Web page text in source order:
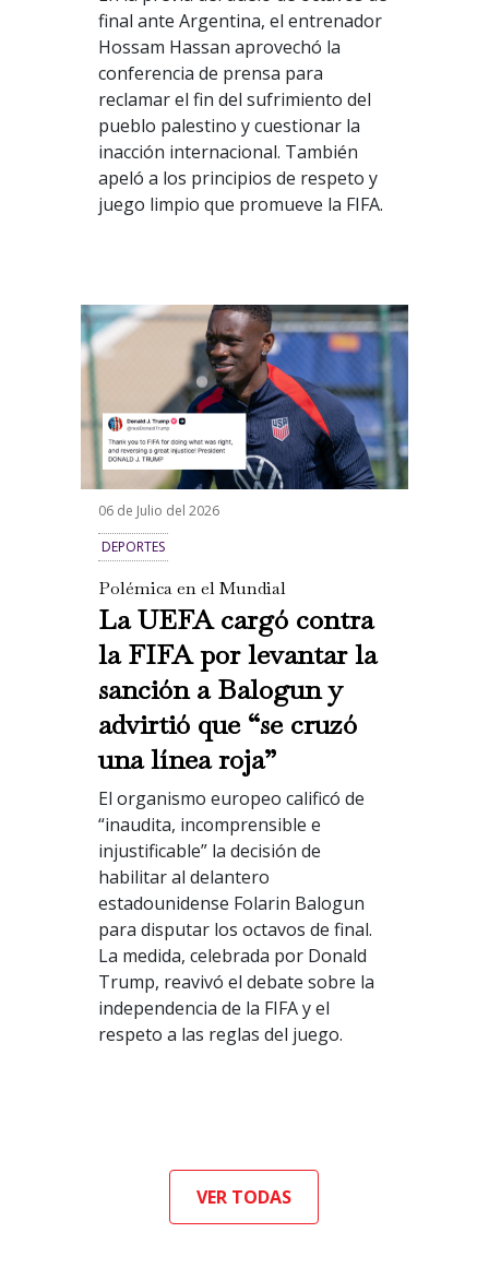
final ante Argentina, el entrenador
Hossam Hassan aprovechó la
conferencia de prensa para
reclamar el fin del sufrimiento del
pueblo palestino y cuestionar la
inacción internacional. También
apeló a los principios de respeto y
juego limpio que promueve la FIFA.
06 de Julio del 2026
DEPORTES
Polémica en el Mundial
La UEFA cargó contra
la FIFA por levantar la
sanción a Balogun y
advirtió que “se cruzó
una línea roja”
El organismo europeo calificó de
“inaudita, incomprensible e
injustificable” la decisión de
habilitar al delantero
estadounidense Folarin Balogun
para disputar los octavos de final.
La medida, celebrada por Donald
Trump, reavivó el debate sobre la
independencia de la FIFA y el
respeto a las reglas del juego.
VER TODAS